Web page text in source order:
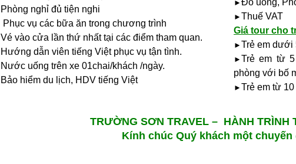
Phòng nghỉ đủ tiện nghi
Phục vụ các bữa ăn trong chương trình
Vé vào cửa lần thứ nhất tại các điểm tham quan.
Hướng dẫn viên tiếng Việt phục vụ tận tình.
Nước uống trên xe 01chai/khách /ngày.
Bảo hiểm du lịch, HDV tiếng Việt
► Đồ uống,
► Thuế VAT
Giá tour cho
► Trẻ em dưới
► Trẻ em từ
phòng với bố
► Trẻ em từ
TRƯỜNG SƠN TRAVEL – HÀNH TRÌNH
Kính chúc Quý khách một chuyến